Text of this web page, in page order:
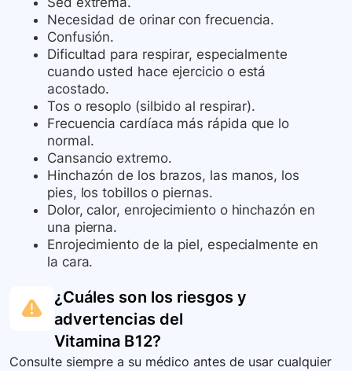
Necesidad de orinar con frecuencia.
Confusión.
Dificultad para respirar, especialmente
cuando usted hace ejercicio o está
acostado.
Tos o resoplo (silbido al respirar).
Frecuencia cardíaca más rápida que lo
normal.
Cansancio extremo.
Hinchazón de los brazos, las manos, los
pies, los tobillos o piernas.
Dolor, calor, enrojecimiento o hinchazón en
una pierna.
Enrojecimiento de la piel, especialmente en
la cara.
¿Cuáles son los riesgos y
advertencias del
Vitamina B12?
Consulte siempre a su médico antes de usar cualquier